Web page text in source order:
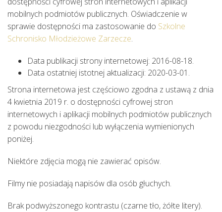
mobilnych podmiotów publicznych. Oświadczenie w
sprawie dostępności ma zastosowanie do Szkolne
Schronisko Młodzieżowe Zarzecze.
Data publikacji strony internetowej: 2016-08-18.
Data ostatniej istotnej aktualizacji: 2020-03-01 .
Strona internetowa jest częściowo zgodna z ustawą z dnia
4 kwietnia 2019 r. o dostępności cyfrowej stron
internetowych i aplikacji mobilnych podmiotów publicznych
z powodu niezgodności lub wyłączenia wymienionych
poniżej.
Niektóre zdjęcia mogą nie zawierać opisów.
Filmy nie posiadają napisów dla osób głuchych.
Brak podwyższonego kontrastu (czarne tło, żółte litery).